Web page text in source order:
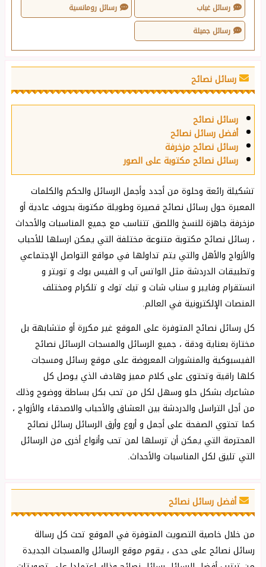
رسائل غياب
رسائل رومانسية
رسائل جميلة
رسائل نصائح
رسائل نصائح
أفضل رسائل نصائح
رسائل نصائح مزخرفة
رسائل نصائح مكتوبة على الصور
تشكيلة رائعة وحلوة من أجدد وأجمل الرسائل والحكم والكلمات
المعبرة حول رسائل نصائح قصيرة وطويلة مكتوبة بحروف عادية أو
مزخرفة جاهزة للنسخ واللصق تتناسب مع جميع المناسبات والأحداث
، رسائل نصائح مكتوبة متنوعة مختلفة التي يمكن ارسلها للأحباب
والأزواج والأهل والتي يتم تداولها في مواقع التواصل الإجتماعي
وتطبيقات الدردشة مثل الواتس آب و الفيس بوك و تويتر و
انستقرام وفايبر و سناب شات و تيك توك و تلكرام ومختلف
المنصات الإلكترونية في العالم.
كل رسائل نصائح المتوفرة على الموقع غير مكررة أو متشابهة بل
مختارة بعناية ودقة ، جميع الرسائل والمسجات الرسائل نصائح
الفيسبوكية والمنشورات المعروضة على موقع رسائل ومسجات
كلها راقية وتحتوى على كلام مميز وهادف الذي يوصل كل
مشاعرك بشكل ‏حلو وسهل لكل من تحب بكل بساطة ووضوح وذلك
من أجل التراسل والدردشة بين العشاق والأحباب ‏والاصدقاء والأزواج ،
كما تحتوي الصفحة على أجمل و أروع وأرق الرسائل رسائل نصائح
المحترمة التي يمكن أن ترسلها لمن تحب وأنواع أخرى من الرسائل
التي تليق لكل المناسبات والأحداث.
أفضل رسائل نصائح
من خلال خاصية التصويت المتوفرة في الموقع تحت كل رسالة
رسائل نصائح على حدى ، يقوم موقع الرسائل والمسجات الجديدة